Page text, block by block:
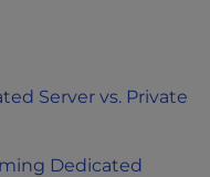
Server vs. Private
Dedicated